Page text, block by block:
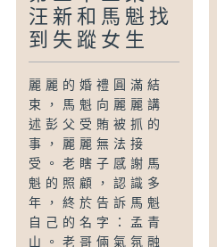
汪新和馬魁找
到失蹤女生
麗麗的婚禮圓滿結
束，馬魁向麗麗講
述彭父受賄被抓的
事，麗麗無法接
受。老瞎子感謝馬
魁的照顧，認識多
年，終於告訴馬魁
自己的名字：孟青
山。老哥倆氣氛融